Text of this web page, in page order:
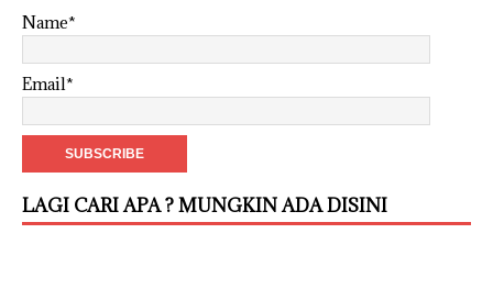
Name*
Email*
LAGI CARI APA ? MUNGKIN ADA DISINI